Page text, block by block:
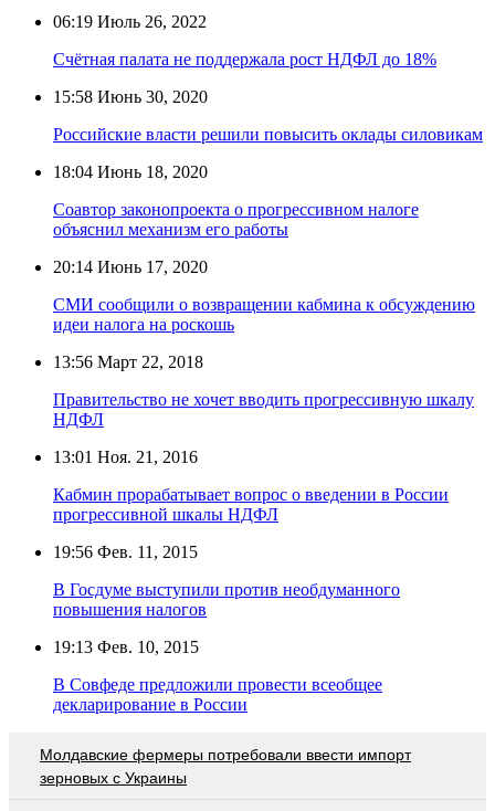
06:19 Июль 26, 2022
Счётная палата не поддержала рост НДФЛ до 18%
15:58 Июнь 30, 2020
Российские власти решили повысить оклады силовикам
18:04 Июнь 18, 2020
Соавтор законопроекта о прогрессивном налоге
объяснил механизм его работы
20:14 Июнь 17, 2020
СМИ сообщили о возвращении кабмина к обсуждению
идеи налога на роскошь
13:56 Март 22, 2018
Правительство не хочет вводить прогрессивную шкалу
НДФЛ
13:01 Ноя. 21, 2016
Кабмин прорабатывает вопрос о введении в России
прогрессивной шкалы НДФЛ
19:56 Фев. 11, 2015
В Госдуме выступили против необдуманного
повышения налогов
19:13 Фев. 10, 2015
В Совфеде предложили провести всеобщее
декларирование в России
Молдавские фермеры потребовали ввести импорт
зерновых с Украины